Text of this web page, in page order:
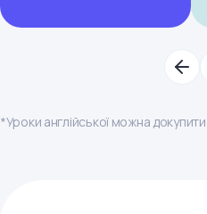
*Уроки англійської можна